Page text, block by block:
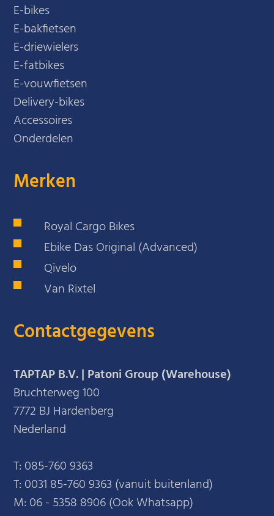
E-bikes
E-bakfietsen
E-driewielers
E-fatbikes
E-vouwfietsen
Delivery-bikes
Accessoires
Onderdelen
Merken
Royal Cargo Bikes
Ebike Das Original (Advanced)
Qivelo
Van Rixtel
Contactgegevens
TAPTAP B.V. | Patoni Group (Warehouse)
Bruchterweg 100
7772 BJ Hardenberg
Nederland
T: 085-760 9363
T: 0031 85-760 9363 (vanuit buitenland)
M: 06 - 5358 8906 (Ook Whatsapp)